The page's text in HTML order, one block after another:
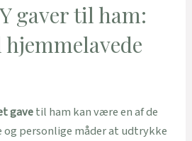
gaver til ham:
gavetil ham kan være en af de
personlige måder at udtrykke